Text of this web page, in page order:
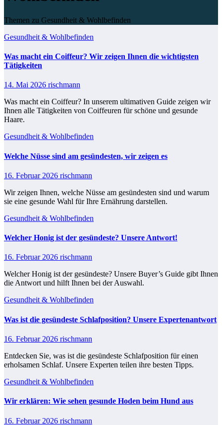
Themen zu Gesundheit & Wohlbefinden
Gesundheit & Wohlbefinden
Was macht ein Coiffeur? Wir zeigen Ihnen die wichtigsten
Tätigkeiten
14. Mai 2026 rischmann
Was macht ein Coiffeur? In unserem ultimativen Guide zeigen wir
Ihnen alle Tätigkeiten von Coiffeuren für schöne und gesunde
Haare.
Gesundheit & Wohlbefinden
Welche Nüsse sind am gesündesten​, wir zeigen es
16. Februar 2026 rischmann
Wir zeigen Ihnen, welche Nüsse am gesündesten sind und warum
sie eine gesunde Wahl für Ihre Ernährung darstellen.
Gesundheit & Wohlbefinden
Welcher Honig ist der gesündeste? Unsere Antwort!
16. Februar 2026 rischmann
Welcher Honig ist der gesündeste? Unsere Buyer’s Guide gibt Ihnen
die Antwort und hilft Ihnen bei der Auswahl.
Gesundheit & Wohlbefinden
Was ist die gesündeste Schlafposition? Unsere Expertenantwort
16. Februar 2026 rischmann
Entdecken Sie, was ist die gesündeste Schlafposition​ für einen
erholsamen Schlaf. Unsere Experten teilen ihre besten Tipps.
Gesundheit & Wohlbefinden
Wir erklären: Wie sehen gesunde Hoden beim Hund aus
16. Februar 2026 rischmann